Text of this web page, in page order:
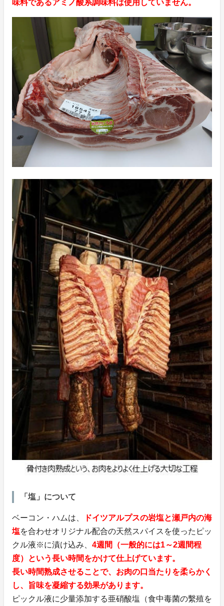
味料であるアミノ酸系調味料は使用していません。
「塩」について
ベーコン・ハムは、
ドイツアルプスの岩塩と瀬戸内の海
塩を合わせオリジナル配合の天然スパイスを使ったピッ
クル液※に漬け込み、 4週間（一般的には1～2週間程
度）という長い時間をかけて仕上げています。
長い時間熟成させることで、お肉の口当たりを柔らかく
し、旨味を凝縮する効果があります。
ピックル液に少量添加する亜硝酸塩（食中毒菌の繫殖を